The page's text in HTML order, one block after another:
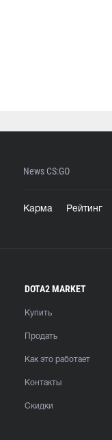
News CS:GO
Карма Рейтинг
DOTA2 MARKET
Купить
Продать
Как это работает
Контакты
Скидки